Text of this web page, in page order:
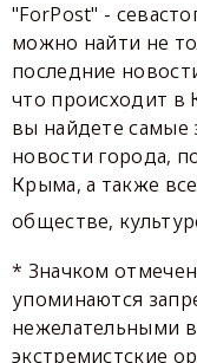
"ForPost" -
можно найти не
последние
что происходит в
вы найдете самые
новости города,
Крыма, а также
обществе,
* Значком
упоминаются
нежелательными
экстремистские